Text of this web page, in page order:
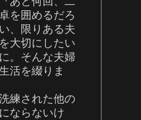
を囲めるだろ
、限りある夫
大切にしたい
。そんな夫婦
活を綴りま
練された他の
ならないけ